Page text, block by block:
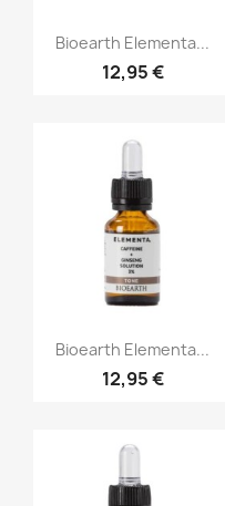
Aperçu rapide
Bioearth Elementa...
12,95 €
Aperçu rapide
Bioearth Elementa...
12,95 €